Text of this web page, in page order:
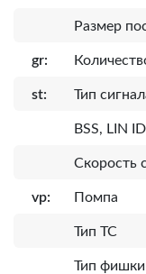
Размер
gr:
st: Тип
BSS, LIN
Скорость
vp: Помпа
Тип ТС
Тип фишки